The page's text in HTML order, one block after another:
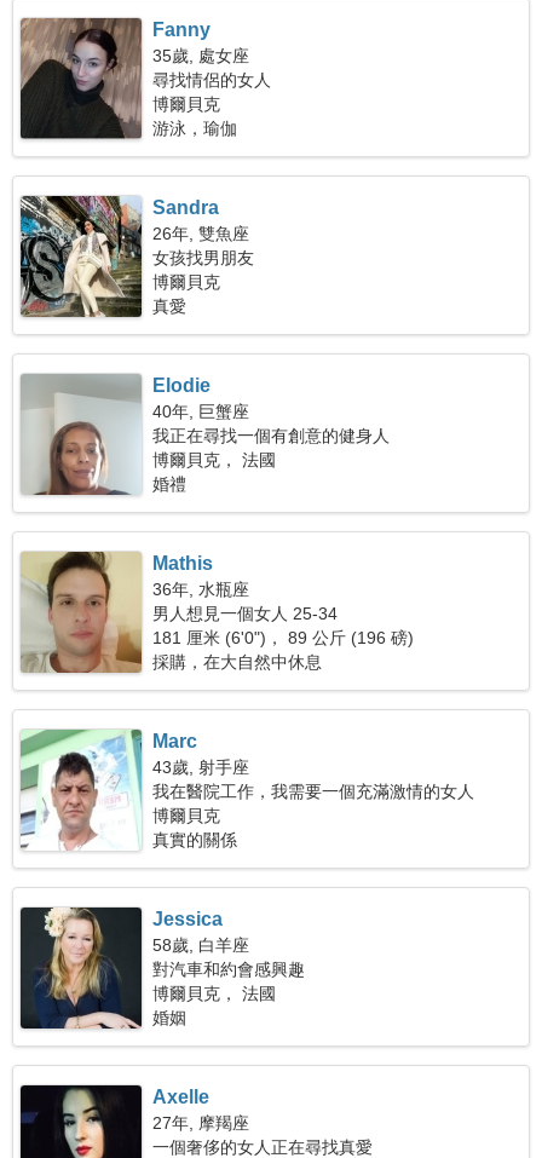
Fanny
35歲, 處女座
尋找情侶的女人
博爾貝克
游泳，瑜伽
Sandra
26年, 雙魚座
女孩找男朋友
博爾貝克
真愛
Elodie
40年, 巨蟹座
我正在尋找一個有創意的健身人
博爾貝克， 法國
婚禮
Mathis
36年, 水瓶座
男人想見一個女人 25-34
181 厘米 (6'0")， 89 公斤 (196 磅)
採購，在大自然中休息
Marc
43歲, 射手座
我在醫院工作，我需要一個充滿激情的女人
博爾貝克
真實的關係
Jessica
58歲, 白羊座
對汽車和約會感興趣
博爾貝克， 法國
婚姻
Axelle
27年, 摩羯座
一個奢侈的女人正在尋找真愛